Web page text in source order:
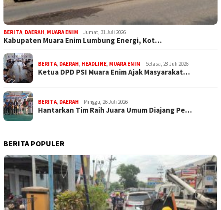
BERITA DAERAH MUARA ENIM Jumat, 31 Juli 2026
Kabupaten Muara Enim Lumbung Energi, Kot…
BERITA DAERAH HEADLINE MUARA ENIM Selasa, 28 Juli 2026
Ketua DPD PSI Muara Enim Ajak Masyarakat…
BERITA DAERAH Minggu, 26 Juli 2026
Hantarkan Tim Raih Juara Umum Diajang Pe…
BERITA POPULER